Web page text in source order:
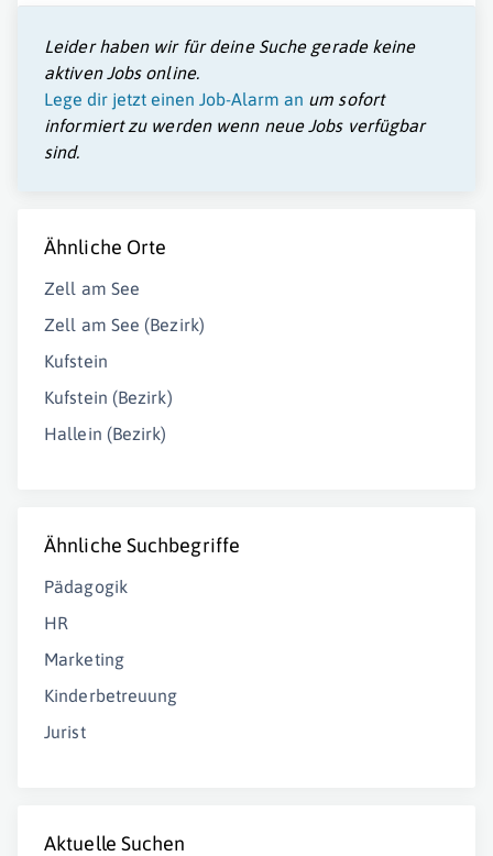
Leider haben wir für deine Suche gerade keine
aktiven Jobs online.
Lege dir jetzt einen Job-Alarm an um sofort
informiert zu werden wenn neue Jobs verfügbar
sind.
Ähnliche Orte
Zell am See
Zell am See (Bezirk)
Kufstein
Kufstein (Bezirk)
Hallein (Bezirk)
Ähnliche Suchbegriffe
Pädagogik
HR
Marketing
Kinderbetreuung
Jurist
Aktuelle Suchen